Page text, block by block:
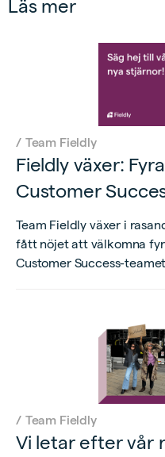
Läs mer
/ Team Fieldly
Fieldly växer:
Customer
Team Fieldly växer i
fått nöjet att välkomna
Customer Success-
/ Team Fieldly
Vi letar efter vår